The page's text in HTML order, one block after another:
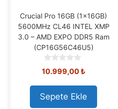
Crucial Pro 16GB (1x16GB)
5600MHz CL46 INTEL XMP
3.0 – AMD EXPO DDR5 Ram
(CP16G56C46U5)
0
o
u
t
o
10.999,00₺
Sepete Ekle